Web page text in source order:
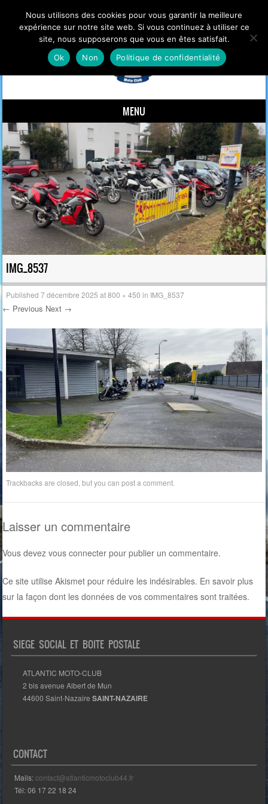
MENU
Skip to content
IMG_8537
Published7 décembre 2025 at800 × 450 in IMG_8537
← Previous Next →
Trackbacks are closed, but you canpost a comment
Laisser un commentaire
Vous devezvous connecter pour publier un commentaire.
Ce site utilise Akismet pour réduire les indésirables. En savoir plus
sur la façon dont les données de vos commentaires sont traitées.
SIEGE SOCIAL ET BOITE POSTALE
ATLANTIC MOTO-CLUB
2 bis avenue Albert de Mun
44600 Saint-Nazaire SAINT-NAZAIRE
CONTACT
Mails:contact@atlanticmotoclub44.fr
Tél: 06 17 22 18 24
Nous utilisons des cookies pour vous garantir la meilleure
expérience sur notre site web. Si vous continuez à utiliser ce
site, nous supposerons que vous en êtes satisfait.
Ok
Non Politique de confidentialité